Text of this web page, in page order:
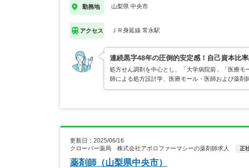
勤務地 山梨県 中央市
アクセス ＪＲ身延線 常永駅
連続黒字48年の圧倒的安定感！自己資本比
処方せん調剤を中心とし、「大学病院前」「医療
師による処方設計学、医療モール・医師および薬
更新日：2025/06/16
クローバー薬局 株式会社アポロファーマシーの薬剤師求人
正
薬剤師（山梨県中央市）